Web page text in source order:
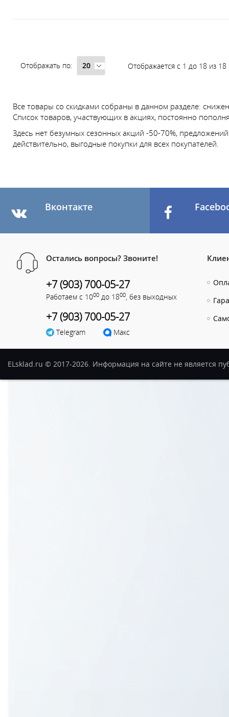
Отображать по: Отображается с 1 до 18 из 18
Все товары со скидками собраны в данном разделе:
Список товаров, участвующих в акциях, постоянно
Здесь нет безумных сезонных акций -50-70%,
действительно, выгодные покупки для всех покупателей.
Вконтакте
Остались вопросы? Звоните!
+7 (903) 700-05-27
Работаем с 1000 до 1800, без выходных
+7 (903) 700-05-27
Telegram Макс
ELsklad.ru © 2017-2026. Информация на сайте не является